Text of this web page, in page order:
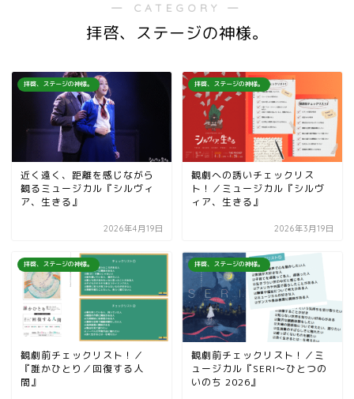
― CATEGORY ―
拝啓、ステージの神様。
拝啓、ステージの神様。
近く遠く、距離を感じながら
観るミュージカル『シルヴィ
ア、生きる』
2026年4月19日
拝啓、ステージの神様。
観劇への誘いチェックリス
ト！／ミュージカル『シルヴ
ィア、生きる』
2026年3月19日
拝啓、ステージの神様。
観劇前チェックリスト！／
『誰かひとり／回復する人
間』
拝啓、ステージの神様。
観劇前チェックリスト！／ミ
ュージカル『SERI～ひとつの
いのち 2026』